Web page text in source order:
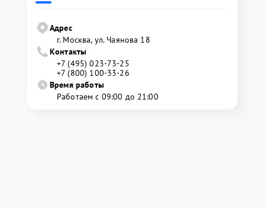
Адрес
г. Москва, ул. Чаянова 18
Контакты
+7 (495) 023-73-25
+7 (800) 100-33-26
Время работы
Работаем с 09:00 до 21:00